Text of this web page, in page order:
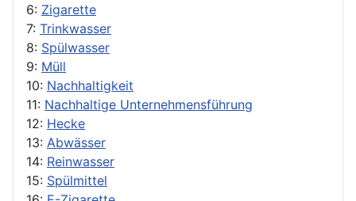
6: Zigarette
7: Trinkwasser
8: Spülwasser
9: Müll
10: Nachhaltigkeit
11: Nachhaltige Unternehmensführung
12: Hecke
13: Abwässer
14: Reinwasser
15: Spülmittel